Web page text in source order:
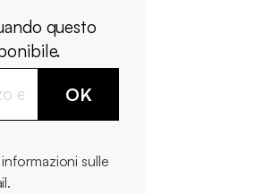
questo
OK
sulle